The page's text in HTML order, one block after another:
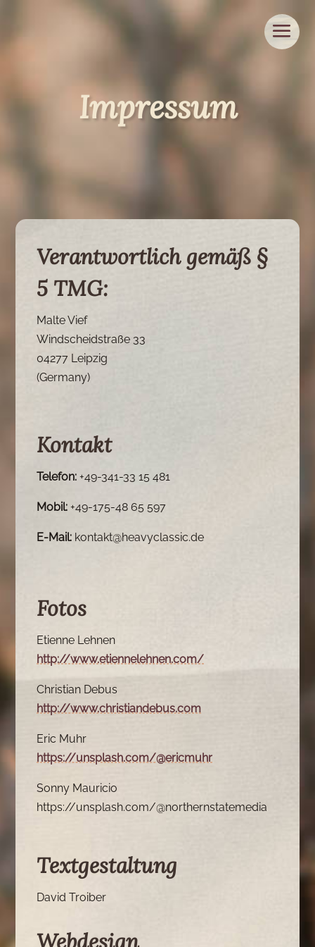
Impressum
Verantwortlich gemäß §
5 TMG:
Malte Vief
Windscheidstraße 33
04277 Leipzig
(Germany)
Kontakt
Telefon: +49-341-33 15 481
Mobil: +49-175-48 65 597
E-Mail: kontakt@heavyclassic.de
Fotos
Etienne Lehnen
http://www.etiennelehnen.com/
Christian Debus
http://www.christiandebus.com
Eric Muhr
https://unsplash.com/@ericmuhr
Sonny Mauricio
https://unsplash.com/@northernstatemedia
Textgestaltung
David Troiber
Webdesign